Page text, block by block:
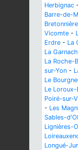
Herbignac -
Barre-de-
Vicomte -
Erdre - La
La
La Roche-
sur-Yon -
Le
Le
Poiré-sur-
- Les
Sables-
Lignières-
Longué-